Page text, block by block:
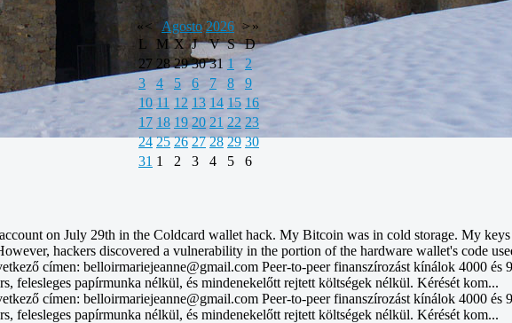
«< Agosto 2026 >»
L
M X J V S
D
27 28 29 30 31 1
2
3
4 5 6 7 8
9
10 11 12 13 14 15 16
17 18 19 20 21 22 23
24 25 26 27 28 29 30
31 1 2 3 4 5 6
on July 29th in the Coldcard wallet hack. My Bitcoin was in cold storage. My
hackers discovered a vulnerability in the portion of the hardware wallet's code
címen: belloirmariejeanne@gmail.com Peer-to-peer finanszírozást kínálok 4000 és
felesleges papírmunka nélkül, és mindenekelőtt rejtett költségek nélkül. Kérését kom...
címen: belloirmariejeanne@gmail.com Peer-to-peer finanszírozást kínálok 4000 és
felesleges papírmunka nélkül, és mindenekelőtt rejtett költségek nélkül. Kérését kom...